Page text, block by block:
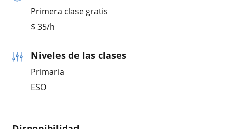
Primera clase gratis
$ 35/h
Niveles de las clases
Primaria
ESO